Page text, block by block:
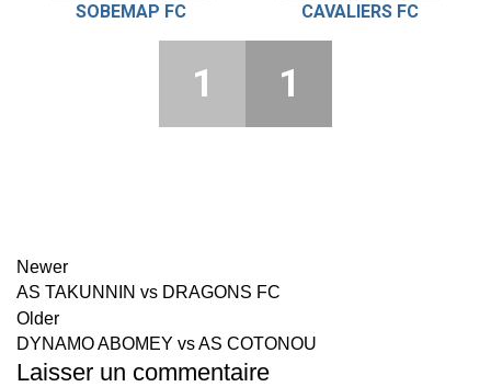
SOBEMAP FC CAVALIERS FC
1 1
Newer
AS TAKUNNIN vs DRAGONS FC
Older
DYNAMO ABOMEY vs AS COTONOU
Laisser un commentaire